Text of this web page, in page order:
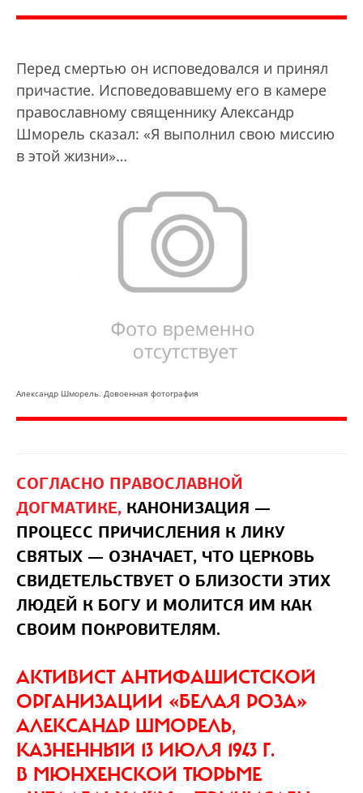
Перед смертью он исповедовался и принял
причастие. Исповедовавшему его в камере
православному священнику Александр
Шморель сказал: «Я выполнил свою миссию
в этой жизни»…
Александр Шморель. Довоенная фотография
СОГЛАСНО ПРАВОСЛАВНОЙ
ДОГМАТИКЕ, КАНОНИЗАЦИЯ —
ПРОЦЕСС ПРИЧИСЛЕНИЯ К ЛИКУ
СВЯТЫХ — ОЗНАЧАЕТ, ЧТО ЦЕРКОВЬ
СВИДЕТЕЛЬСТВУЕТ О БЛИЗОСТИ ЭТИХ
ЛЮДЕЙ К БОГУ И МОЛИТСЯ ИМ КАК
СВОИМ ПОКРОВИТЕЛЯМ.
АКТИВИСТ АНТИФАШИСТСКОЙ
ОРГАНИЗАЦИИ «БЕЛАЯ РОЗА»
АЛЕКСАНДР ШМОРЕЛЬ,
КАЗНЕННЫЙ 13 ИЮЛЯ 1943 Г.
В МЮНХЕНСКОЙ ТЮРЬМЕ